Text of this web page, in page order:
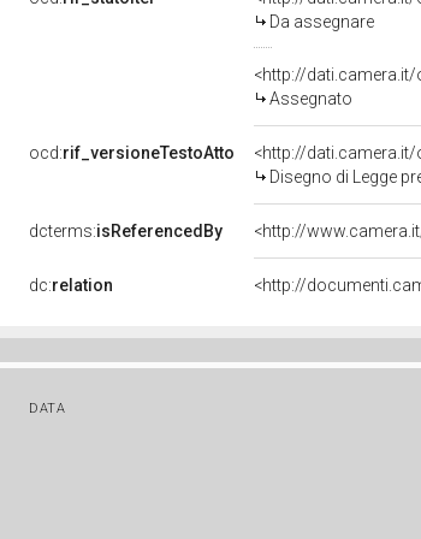
Da assegnare
<http://
Assegnato
ocd:rif_versioneTestoAtto
<http://
Disegno di Legge
dcterms:isReferencedBy <http://
dc:relation <http://
DATA